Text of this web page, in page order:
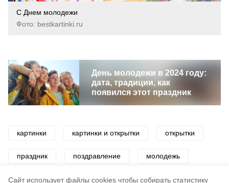
Cайт использует файлы cookies чтобы собирать статистику
С Днем молодежи
Фото: bestkartinki.ru
День молодежи в 2024 году:
дата, традиции, как
появился этот праздник
картинки картинки и открытки открытки
праздник поздравление молодежь
молодость день молодежи